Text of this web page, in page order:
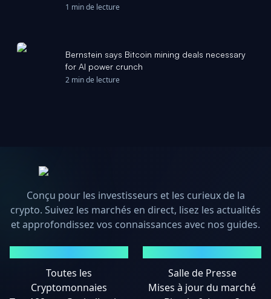
Threat - Kavout | AI
1 min de lecture
Bernstein says Bitcoin mining deals necessary
for AI power crunch
2 min de lecture
Conçu pour les investisseurs et les curieux de la
crypto. Suivez les marchés en direct, lisez les actualités
et approfondissez vos connaissances avec nos guides.
Toutes les
Cryptomonnaies
Salle de Presse
Mises à jour du marché